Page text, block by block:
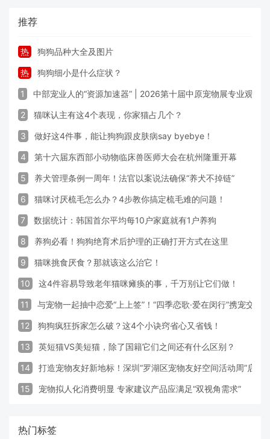
推荐
热 狗狗品种大全及图片
热 狗狗细小是什么症状？
1 中部宠业人的“资源加速器” | 2026第十届中原宠物展专业观众
2 猫咪认主有这4个表现，你家猫占几个？
3 做好这4件事，能让狗狗跟皮肤病say byebye！
4 第十六届东西部小动物临床兽医师大会在杭州隆重开幕
5 养犬管理条例一周年！法官以案说法确保“养犬不掉链”
6 猫咪讨厌梳毛怎么办？4步教你搞定梳毛难的问题！
7 数据统计：韩国首尔平均每10户家庭就有1户养狗
8 养狗必看！狗狗绝育术后护理的正确打开方式在这里
9 猫咪挑食厌食？那就该这么治它！
10 这4件容易导致老年猫咪瘫痪的事，千万别让它们做！
11 与宠物一起抽中恋爱“上上签”！“四季恋歌·爱在闵行”携宠交友
12 狗狗疯狂拆家怎么破？这4个小诀窍省心又省钱！
13 英短猫VS美短猫，除了国籍它们之间还有什么区别？
14 打造宠物友好新地标！深圳“罗湖区宠物友好空间活动周”启动
15 宠物拟人化消费明显 专家建议产品应满足“双视角需求”
热门标签